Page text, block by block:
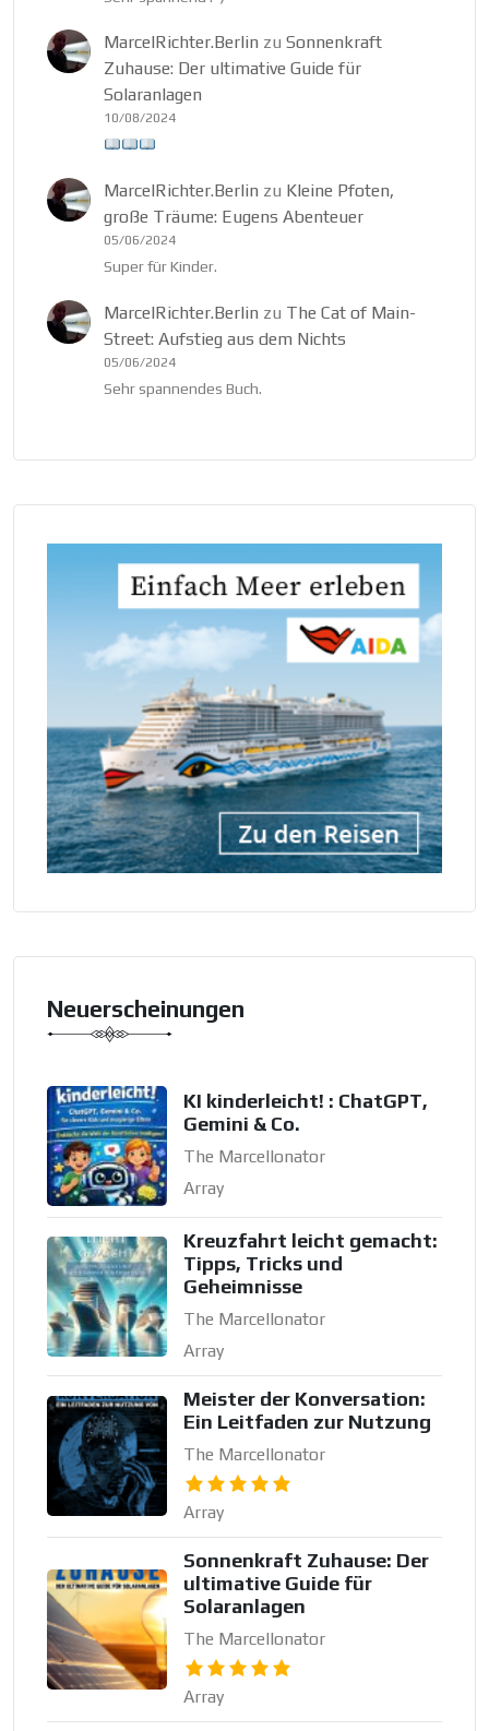
MarcelRichter.Berlin zu Sonnenkraft
Zuhause: Der ultimative Guide für
Solaranlagen
10/08/2024
MarcelRichter.Berlin zu Kleine Pfoten,
große Träume: Eugens Abenteuer
05/06/2024
Super für Kinder.
MarcelRichter.Berlin zu The Cat of Main-
Street: Aufstieg aus dem Nichts
05/06/2024
Sehr spannendes Buch.
Neuerscheinungen
KI kinderleicht! : ChatGPT,
Gemini & Co.
The Marcellonator
Array
Kreuzfahrt leicht gemacht:
Tipps, Tricks und
Geheimnisse
The Marcellonator
Array
Meister der Konversation:
Ein Leitfaden zur Nutzung
The Marcellonator
Array
Sonnenkraft Zuhause: Der
ultimative Guide für
Solaranlagen
The Marcellonator
Array